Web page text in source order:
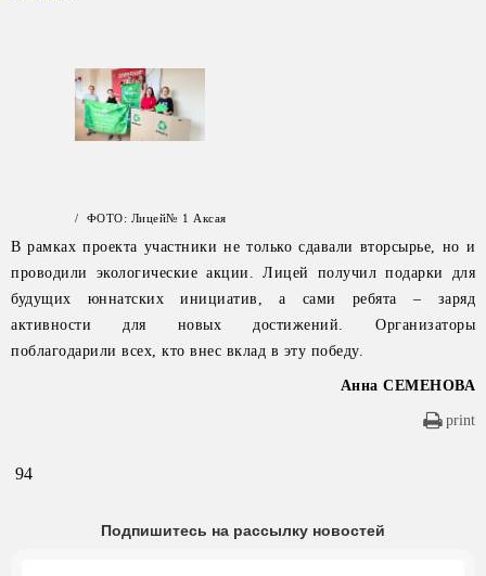
/ ФОТО: Лицей№ 1 Аксая
В рамках проекта участники не только сдавали вторсырье, но и
проводили экологические акции. Лицей получил подарки для
будущих юннатских инициатив, а сами ребята – заряд
активности для новых достижений. Организаторы
поблагодарили всех, кто внес вклад в эту победу.
Анна СЕМЕНОВА
print
94
Подпишитесь на рассылку новостей